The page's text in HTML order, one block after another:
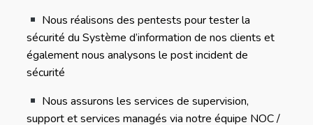
Nous réalisons des pentests pour tester la
sécurité du Système d’information de nos clients et
également nous analysons le post incident de
sécurité
Nous assurons les services de supervision,
support et services managés via notre équipe NOC /